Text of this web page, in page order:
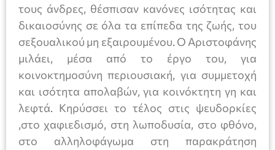
τους άνδρες, θέσπισαν κανόνες ισότητας και
δικαιοσύνης σε όλα τα επίπεδα της ζωής, του
σεξουαλικού μη εξαιρουμένου. Ο Αριστοφάνης
μιλάει, μέσα από το έργο του, για
κοινοκτημοσύνη περιουσιακή, για συμμετοχή
και ισότητα απολαβών, για κοινόκτητη γη και
λεφτά. Κηρύσσει το τέλος στις ψευδορκίες
,στο χαφιεδισμό, στη λωποδυσία, στο φθόνο,
στο αλληλοφάγωμα στη παρακράτηση